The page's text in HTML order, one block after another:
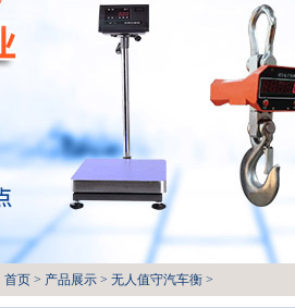
首页 > 产品展示 > 无人值守汽车衡 >